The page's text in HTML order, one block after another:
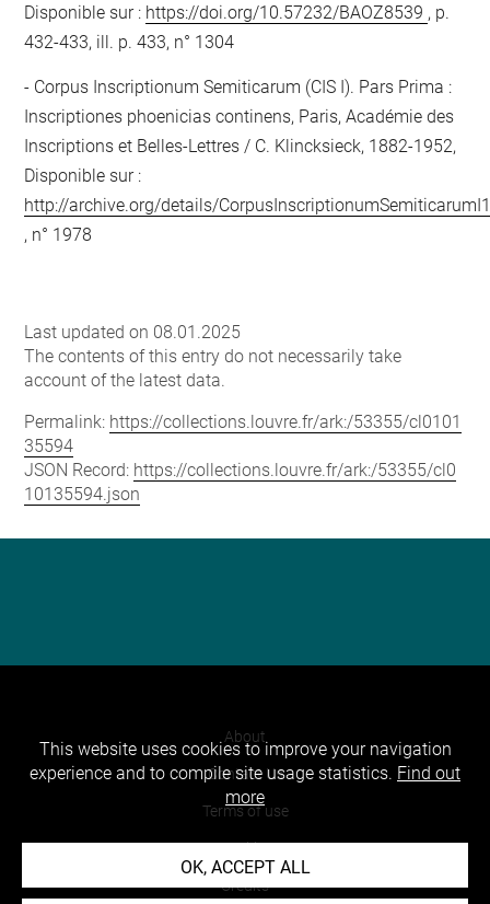
Disponible sur : https://doi.org/10.57232/BAOZ8539 , p.
432-433, ill. p. 433, n° 1304
Corpus Inscriptionum Semiticarum (CIS I). Pars Prima :
Inscriptiones phoenicias continens, Paris, Académie des
Inscriptions et Belles-Lettres / C. Klincksieck, 1882-1952,
Disponible sur :
http://archive.org/details/
, n° 1978
Last updated on 08.01.2025
The contents of this entry do not necessarily take
account of the latest data.
Permalink: https://collections.louvre.fr/ark:/53355/cl0101
35594
JSON Record: https://collections.louvre.fr/ark:/53355/cl0
10135594.json
About
Contact Us
Terms of use
Cookies
Credits
This website uses cookies to improve your navigation
experience and to compile site usage statistics. Find out
more
OK, ACCEPT ALL